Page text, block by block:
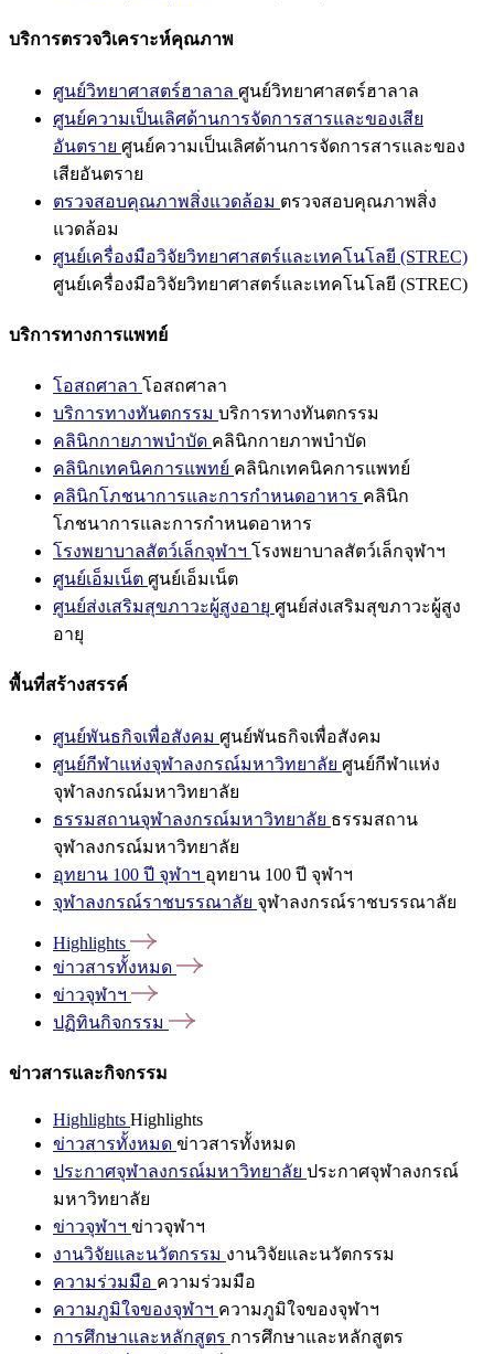
บริการตรวจวิเคราะห์คุณภาพ
ศูนย์วิทยาศาสตร์ฮาลาล ศูนย์วิทยาศาสตร์ฮาลาล
ศูนย์ความเป็นเลิศด้านการจัดการสารและของเสีย
อันตราย ศูนย์ความเป็นเลิศด้านการจัดการสารและของ
เสียอันตราย
ตรวจสอบคุณภาพสิ่งแวดล้อม ตรวจสอบคุณภาพสิ่ง
แวดล้อม
ศูนย์เครื่องมือวิจัยวิทยาศาสตร์และเทคโนโลยี (STREC)
ศูนย์เครื่องมือวิจัยวิทยาศาสตร์และเทคโนโลยี (STREC)
บริการทางการแพทย์
โอสถศาลา โอสถศาลา
บริการทางทันตกรรม บริการทางทันตกรรม
คลินิกกายภาพบำบัด คลินิกกายภาพบำบัด
คลินิกเทคนิคการแพทย์ คลินิกเทคนิคการแพทย์
คลินิกโภชนาการและการกำหนดอาหาร คลินิก
โภชนาการและการกำหนดอาหาร
โรงพยาบาลสัตว์เล็กจุฬาฯ โรงพยาบาลสัตว์เล็กจุฬาฯ
ศูนย์เอ็มเน็ต ศูนย์เอ็มเน็ต
ศูนย์ส่งเสริมสุขภาวะผู้สูงอายุ ศูนย์ส่งเสริมสุขภาวะผู้สูง
อายุ
พื้นที่สร้างสรรค์
ศูนย์พันธกิจเพื่อสังคม ศูนย์พันธกิจเพื่อสังคม
ศูนย์กีฬาแห่งจุฬาลงกรณ์มหาวิทยาลัย ศูนย์กีฬาแห่ง
จุฬาลงกรณ์มหาวิทยาลัย
ธรรมสถานจุฬาลงกรณ์มหาวิทยาลัย ธรรมสถาน
จุฬาลงกรณ์มหาวิทยาลัย
อุทยาน 100 ปี จุฬาฯ อุทยาน 100 ปี จุฬาฯ
จุฬาลงกรณ์ราชบรรณาลัย จุฬาลงกรณ์ราชบรรณาลัย
Highlights
ข่าวสารทั้งหมด
ข่าวจุฬาฯ
ปฏิทินกิจกรรม
ข่าวสารและกิจกรรม
Highlights Highlights
ข่าวสารทั้งหมด ข่าวสารทั้งหมด
ประกาศจุฬาลงกรณ์มหาวิทยาลัย ประกาศจุฬาลงกรณ์
มหาวิทยาลัย
ข่าวจุฬาฯ ข่าวจุฬาฯ
งานวิจัยและนวัตกรรม งานวิจัยและนวัตกรรม
ความร่วมมือ ความร่วมมือ
ความภูมิใจของจุฬาฯ ความภูมิใจของจุฬาฯ
การศึกษาและหลักสูตร การศึกษาและหลักสูตร